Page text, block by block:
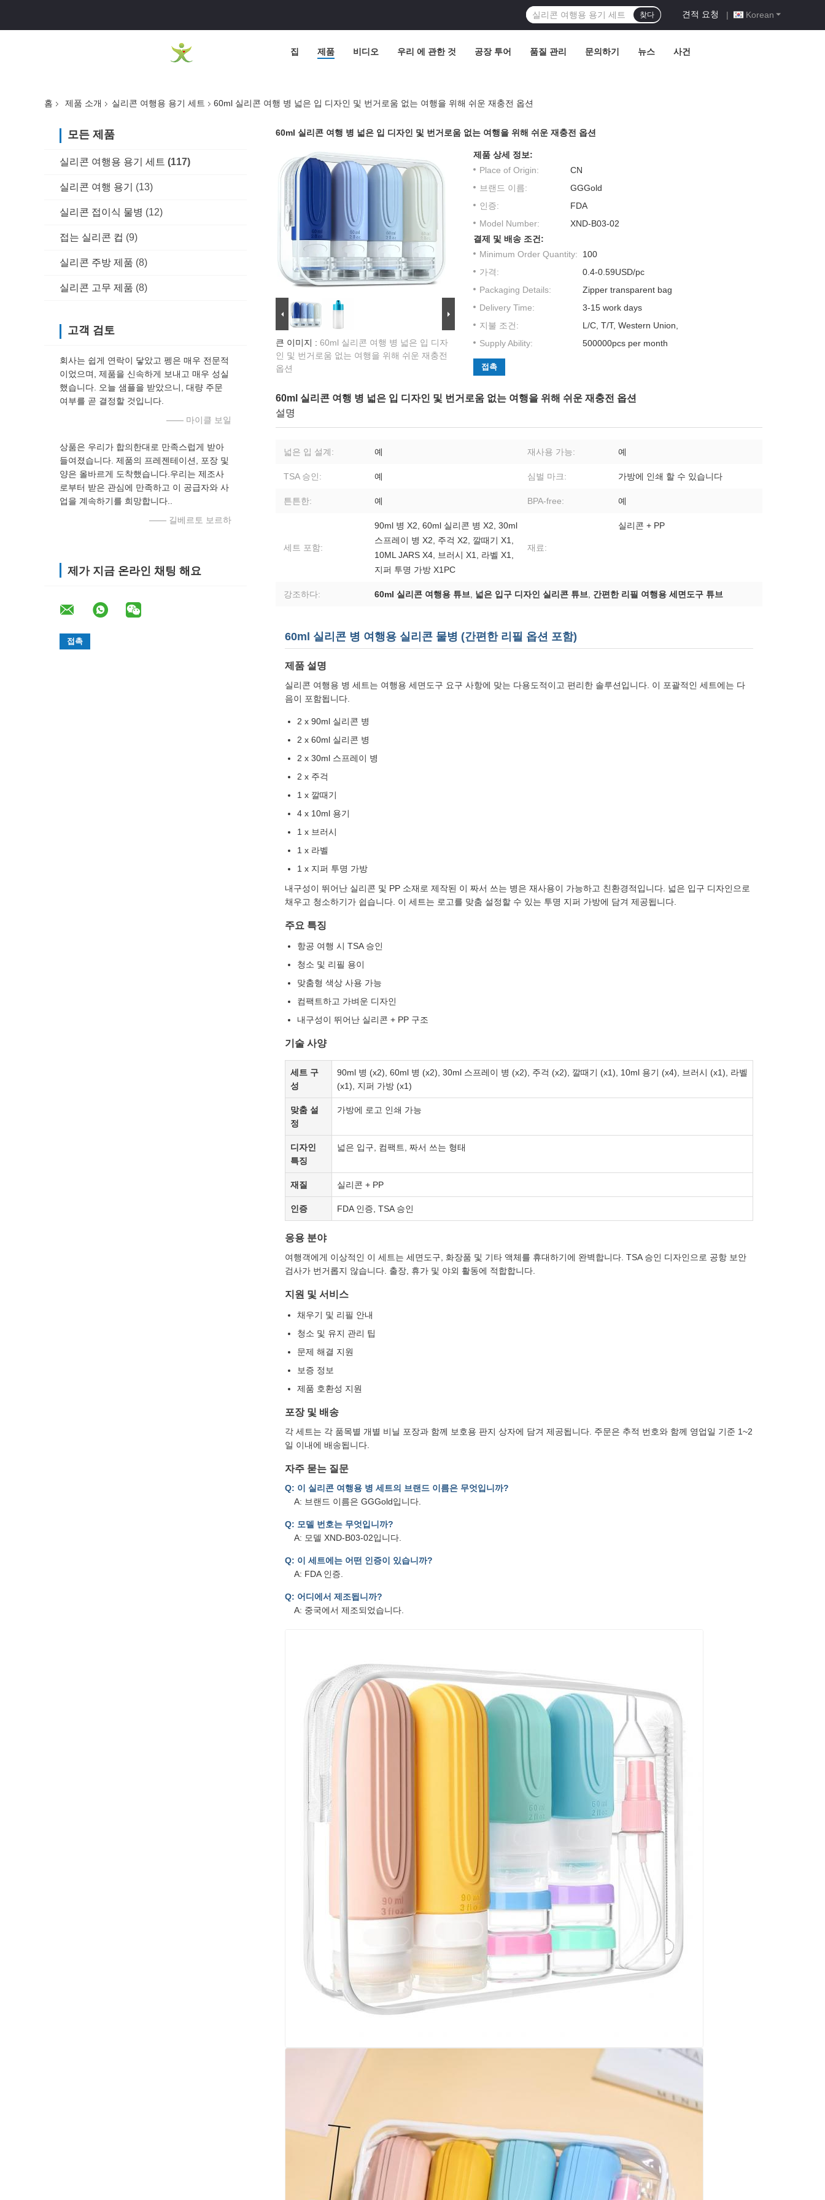
Korean
견적 요청 |
찾다
집 제품 비디오 우리 에 관한 것 공장 투어 품질 관리 문의하기 뉴스 사건
홈 제품 소개 실리콘 여행용 용기 세트 60ml 실리콘 여행 병 넓은 입 디자인 및 번거로움 없는 여행을 위해 쉬운 재충전 옵션
모든 제품
실리콘 여행용 용기 세트 (117)
실리콘 여행 용기 (13)
실리콘 접이식 물병 (12)
접는 실리콘 컵 (9)
실리콘 주방 제품 (8)
실리콘 고무 제품 (8)
고객 검토
회사는 쉽게 연락이 닿았고 펭은 매우 전문적
이었으며, 제품을 신속하게 보내고 매우 성실
했습니다. 오늘 샘플을 받았으니, 대량 주문
여부를 곧 결정할 것입니다.
—— 마이클 보일
상품은 우리가 합의한대로 만족스럽게 받아
들여졌습니다. 제품의 프레젠테이션, 포장 및
양은 올바르게 도착했습니다.우리는 제조사
로부터 받은 관심에 만족하고 이 공급자와 사
업을 계속하기를 희망합니다..
—— 길베르토 보르하
제가 지금 온라인 채팅 해요
60ml 실리콘 여행 병 넓은 입 디자인 및 번거로움 없는 여행을 위해 쉬운 재충전 옵션
큰 이미지 : 60ml 실리콘 여행 병 넓은 입 디자
인 및 번거로움 없는 여행을 위해 쉬운 재충전
옵션
제품 상세 정보:
Place of Origin:
CN
브랜드 이름:
GGGold
인증:
FDA
Model Number:
XND-B03-02
결제 및 배송 조건:
Minimum Order Quantity:
100
가격:
0.4-0.59USD/pc
Packaging Details:
Zipper transparent bag
Delivery Time:
3-15 work days
지불 조건:
L/C, T/T, Western Union,
Supply Ability:
500000pcs per month
접촉
60ml 실리콘 여행 병 넓은 입 디자인 및 번거로움 없는 여행을 위해 쉬운 재충전 옵션
설명
넓은 입 설계: 예 재사용 가능: 예
TSA 승인: 예 심벌 마크: 가방에 인쇄 할 수 있습니다
튼튼한: 예 BPA-free: 예
세트 포함:
90ml 병 X2, 60ml 실리콘 병 X2, 30ml
스프레이 병 X2, 주걱 X2, 깔때기 X1,
10ML JARS X4, 브러시 X1, 라벨 X1,
지퍼 투명 가방 X1PC
재료:
실리콘 + PP
강조하다: 60ml 실리콘 여행용 튜브, 넓은 입구 디자인 실리콘 튜브, 간편한 리필 여행용 세면도구 튜브
60ml 실리콘 병 여행용 실리콘 물병 (간편한 리필 옵션 포함)
제품 설명
실리콘 여행용 병 세트는 여행용 세면도구 요구 사항에 맞는 다용도적이고 편리한 솔루션입니다. 이 포괄적인 세트에는 다
음이 포함됩니다.
2 x 90ml 실리콘 병
2 x 60ml 실리콘 병
2 x 30ml 스프레이 병
2 x 주걱
1 x 깔때기
4 x 10ml 용기
1 x 브러시
1 x 라벨
1 x 지퍼 투명 가방
내구성이 뛰어난 실리콘 및 PP 소재로 제작된 이 짜서 쓰는 병은 재사용이 가능하고 친환경적입니다. 넓은 입구 디자인으로
채우고 청소하기가 쉽습니다. 이 세트는 로고를 맞춤 설정할 수 있는 투명 지퍼 가방에 담겨 제공됩니다.
주요 특징
항공 여행 시 TSA 승인
청소 및 리필 용이
맞춤형 색상 사용 가능
컴팩트하고 가벼운 디자인
내구성이 뛰어난 실리콘 + PP 구조
기술 사양
세트 구
성
90ml 병 (x2), 60ml 병 (x2), 30ml 스프레이 병 (x2), 주걱 (x2), 깔때기 (x1), 10ml 용기 (x4), 브러시 (x1), 라벨
(x1), 지퍼 가방 (x1)
맞춤 설
정
가방에 로고 인쇄 가능
디자인
특징
넓은 입구, 컴팩트, 짜서 쓰는 형태
재질 실리콘 + PP
인증 FDA 인증, TSA 승인
응용 분야
여행객에게 이상적인 이 세트는 세면도구, 화장품 및 기타 액체를 휴대하기에 완벽합니다. TSA 승인 디자인으로 공항 보안
검사가 번거롭지 않습니다. 출장, 휴가 및 야외 활동에 적합합니다.
지원 및 서비스
채우기 및 리필 안내
청소 및 유지 관리 팁
문제 해결 지원
보증 정보
제품 호환성 지원
포장 및 배송
각 세트는 각 품목별 개별 비닐 포장과 함께 보호용 판지 상자에 담겨 제공됩니다. 주문은 추적 번호와 함께 영업일 기준 1~2
일 이내에 배송됩니다.
자주 묻는 질문
Q: 이 실리콘 여행용 병 세트의 브랜드 이름은 무엇입니까?
A: 브랜드 이름은 GGGold입니다.
Q: 모델 번호는 무엇입니까?
A: 모델 XND-B03-02입니다.
Q: 이 세트에는 어떤 인증이 있습니까?
A: FDA 인증.
Q: 어디에서 제조됩니까?
A: 중국에서 제조되었습니다.